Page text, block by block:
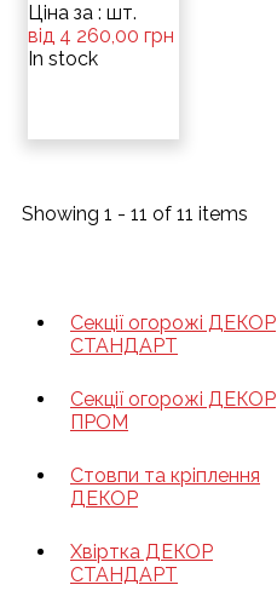
Ціна за : шт.
від 4 260,00 грн
In stock
Showing 1 - 11 of 11 items
Секції огорожі ДЕКОР
СТАНДАРТ
Секції огорожі ДЕКОР
ПРОМ
Стовпи та кріплення
ДЕКОР
Хвіртка ДЕКОР
СТАНДАРТ